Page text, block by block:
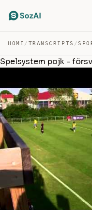
HOME / TRANSCRIPTS /
Spelsystem pojk -